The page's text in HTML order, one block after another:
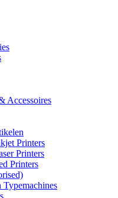
Accessoires
Printers
Printers
Printers
Typemachines